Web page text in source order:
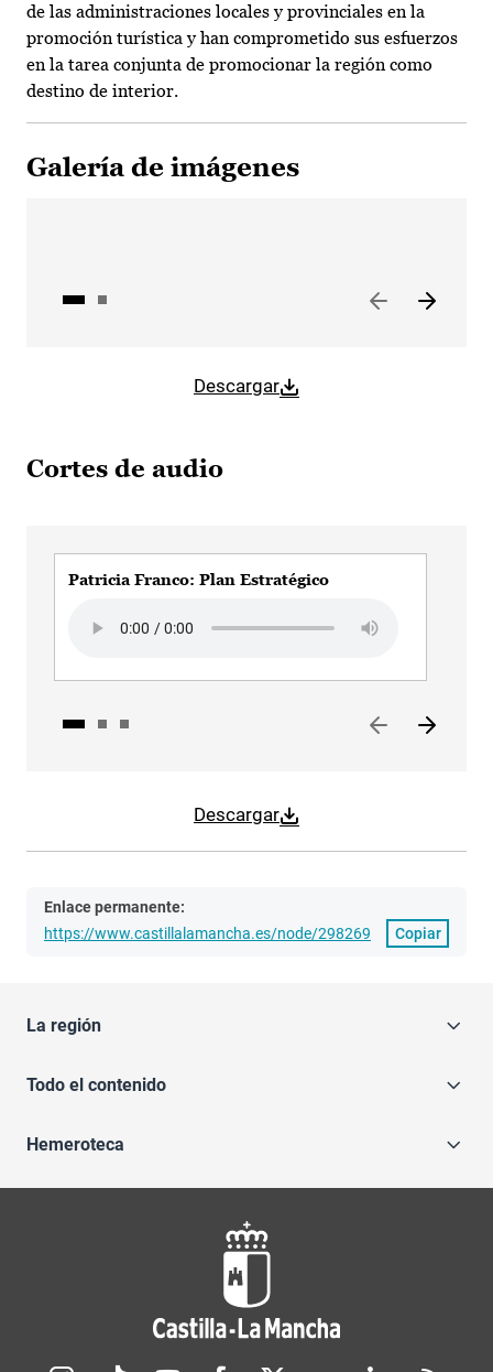
de las administraciones locales y provinciales en la
promoción turística y han comprometido sus esfuerzos
en la tarea conjunta de promocionar la región como
destino de interior.
Galería de imágenes
Descargar
Cortes de audio
Descargar
Patricia Franco: Plan Estratégico
Enlace permanente:
https://www.castillalamancha.es/node/298269
Copiar
La región
Todo el contenido
Hemeroteca